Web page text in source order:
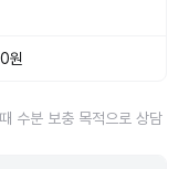
원
수분 보충 목적으로 상담